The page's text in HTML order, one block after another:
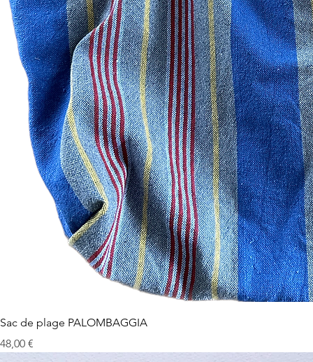
Sac de plage PALOMBAGGIA
Prix
48,00 €